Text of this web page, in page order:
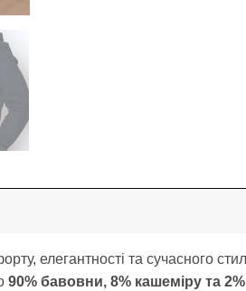
елегантності та сучасного
90% бавовни, 8% кашеміру та